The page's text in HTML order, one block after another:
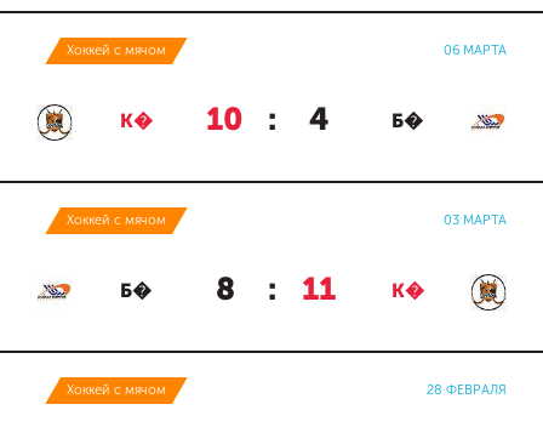
Хоккей с мячом 06 МАРТА
К� 10 : 4 Б�
Хоккей с мячом 03 МАРТА
Б� 8 : 11 К�
Хоккей с мячом 28 ФЕВРАЛЯ